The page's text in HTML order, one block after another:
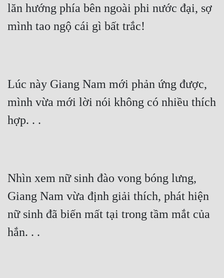
lăn hướng phía bên ngoài phi nước đại, sợ
mình tao ngộ cái gì bất trắc!
Lúc này Giang Nam mới phản ứng được,
mình vừa mới lời nói không có nhiều thích
hợp. . .
Nhìn xem nữ sinh đào vong bóng lưng,
Giang Nam vừa định giải thích, phát hiện
nữ sinh đã biến mất tại trong tầm mắt của
hắn. . .